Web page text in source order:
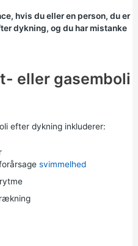
hvis du eller en person, du er
dykning, og du har mistanke
eller gasemboli
efter dykning inkluderer:
svimmelhed